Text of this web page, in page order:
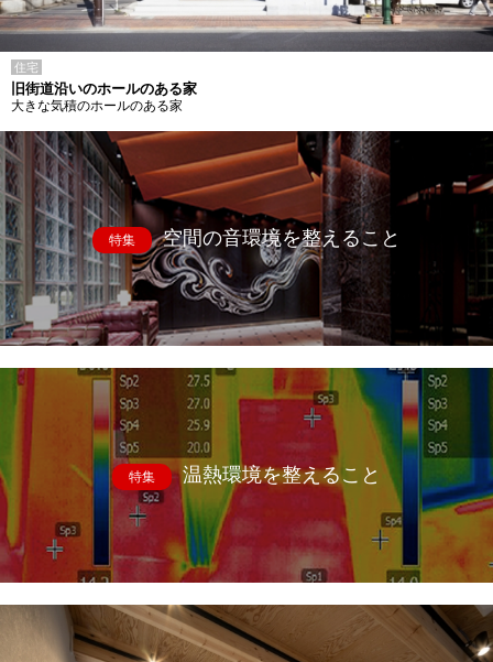
住宅
旧街道沿いのホールのある家
大きな気積のホールのある家
特集 空間の音環境を整えること
特集 温熱環境を整えること